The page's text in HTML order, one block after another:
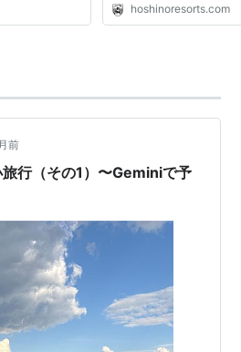
hoshinoresorts.com
前
行（その1）〜Geminiで予